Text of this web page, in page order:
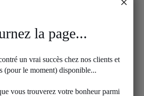
la page...
un vrai succès chez nos clients et
(pour le moment) disponible...
vous trouverez votre bonheur parmi